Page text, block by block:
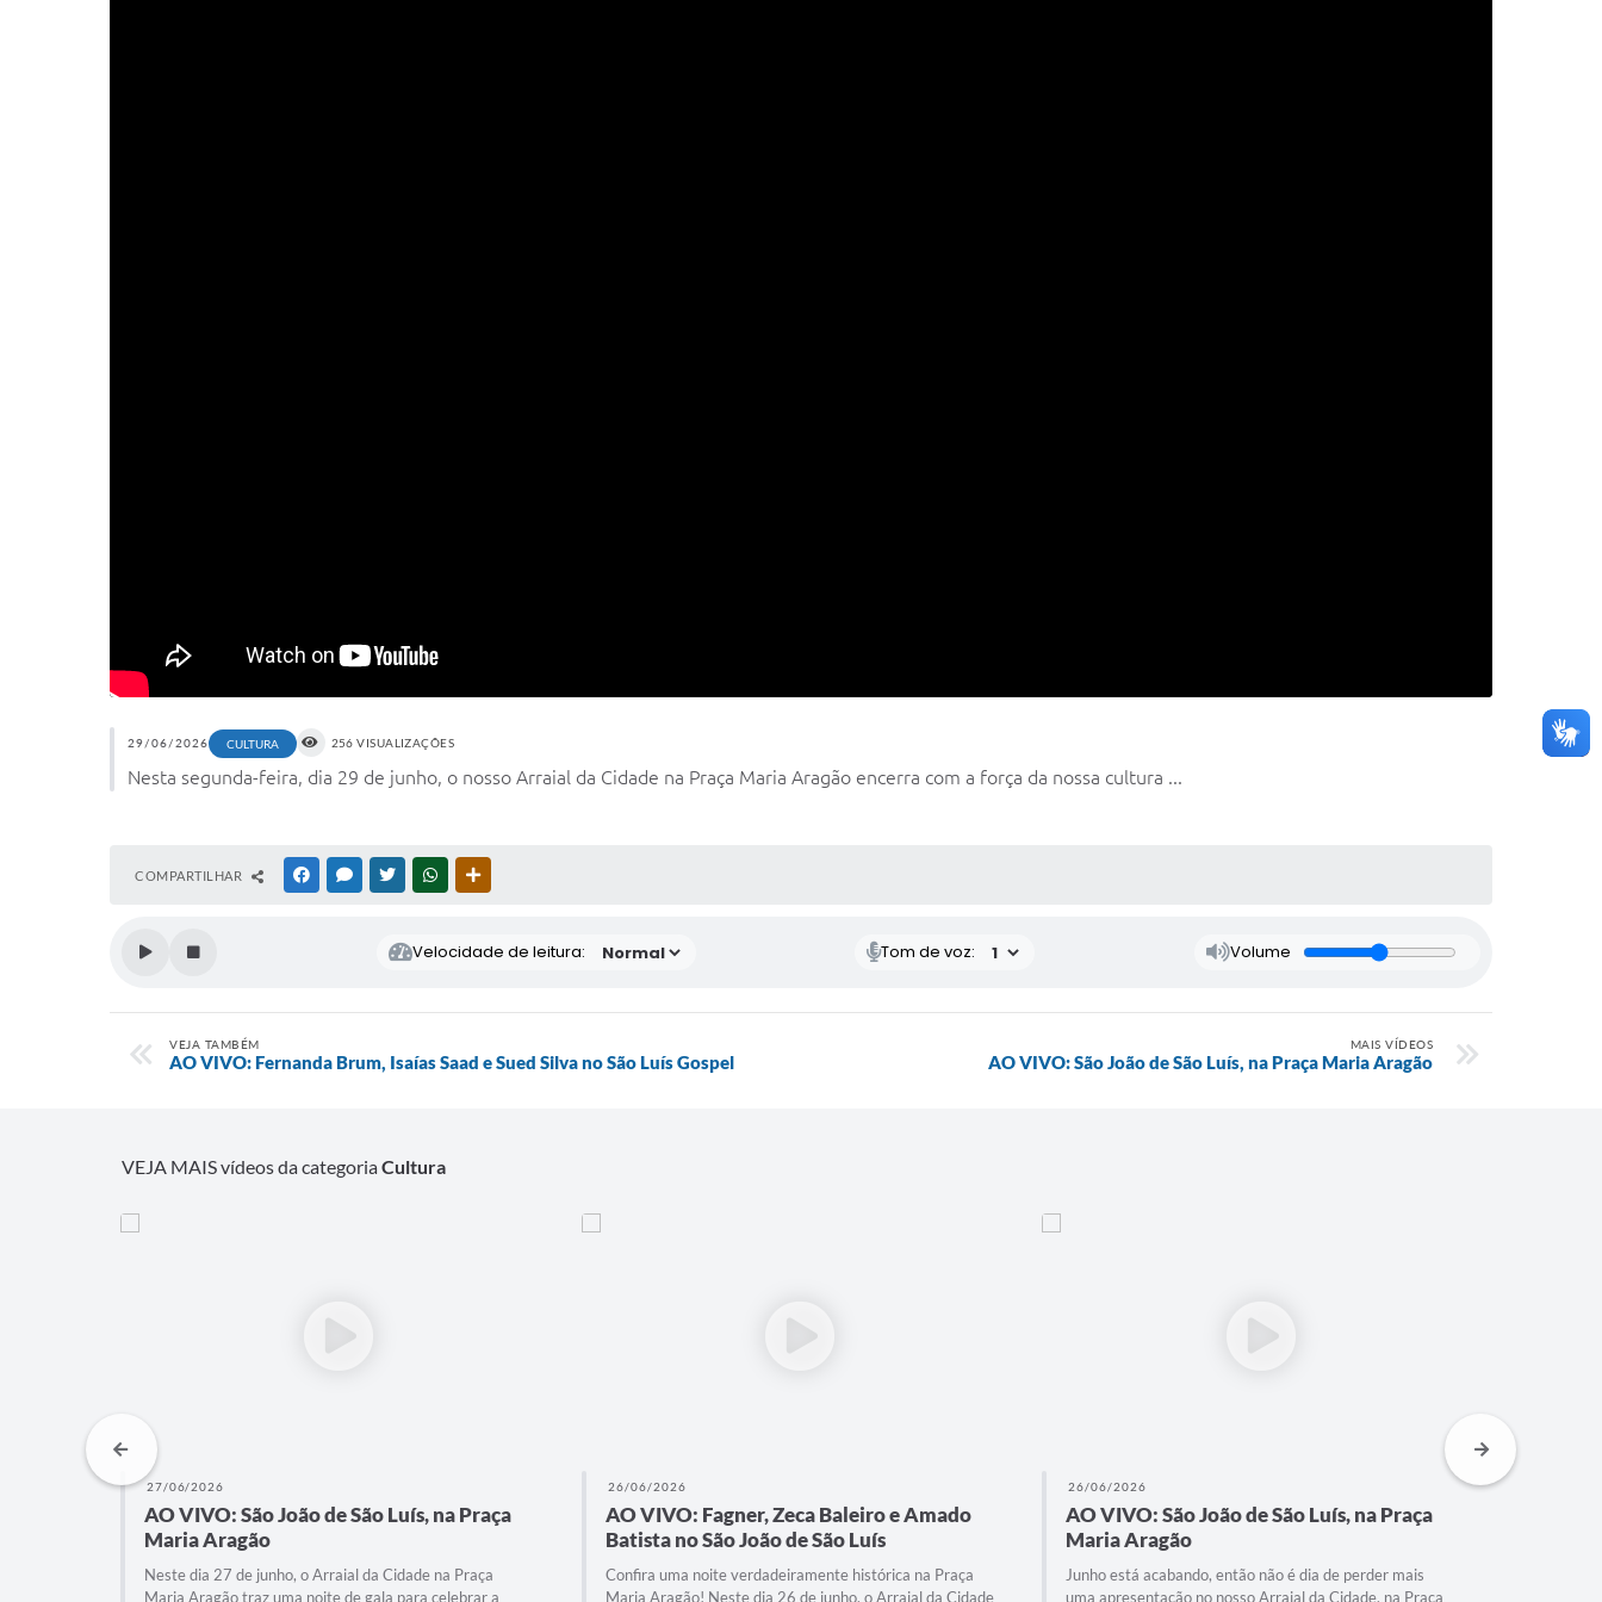
29/06/2026 CULTURA 256 VISUALIZAÇÕES
Nesta segunda-feira, dia 29 de junho, o nosso Arraial da Cidade na Praça Maria Aragão encerra com a força da nossa cultura ...
COMPARTILHAR FACEBOOKMESSENGER
TWITTERWHATSAPP
Velocidade de leitura: Tom de voz: Volume
VEJA TAMBÉM
AO VIVO: Fernanda Brum, Isaías Saad e Sued Silva no São Luís Gospel
MAIS VÍDEOS
AO VIVO: São João de São Luís, na Praça Maria Aragão
VEJA MAIS vídeos da categoriaCultura
26/06/2026
AO VIVO: Fagner, Zeca Baleiro e Amado
Batista no São João de São Luís
Confira uma noite verdadeiramente histórica na Praça
Maria Aragão! Neste dia 26 de junho, o Arraial da Cidade
26/06/2026
AO VIVO: São João de São Luís, na Praça
Maria Aragão
Junho está acabando, então não é dia de perder mais
uma apresentação no nosso Arraial da Cidade, na Praça
25/06/2026
AO VIVO: São João de São Luís, na Praça
Maria Aragão
Neste dia 25 de junho, o Arraial da Cidade na Praça
Maria Aragão se transforma em um verdadeiro palco de